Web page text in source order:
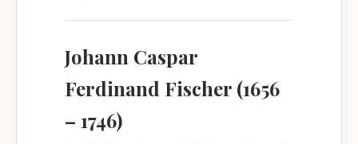
Johann Caspar
Ferdinand Fischer (1656
– 1746)